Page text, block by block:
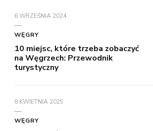
6 WRZEŚNIA 2024
WĘGRY
10 miejsc, które trzeba zobaczyć
na Węgrzech: Przewodnik
turystyczny
8 KWIETNIA 2025
WĘGRY